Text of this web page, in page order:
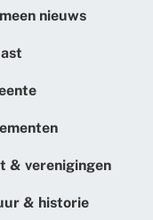
nieuws
& verenigingen
& historie